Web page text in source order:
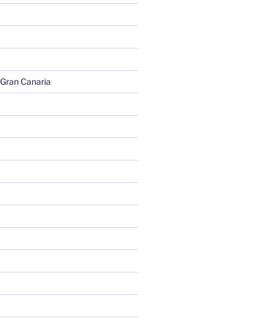
Canaria